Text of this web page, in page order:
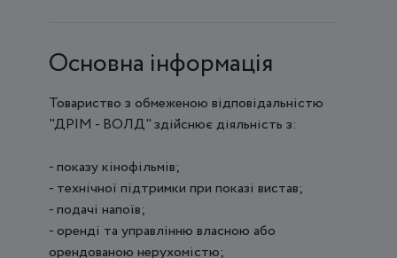
Основна інформація
Товариство з обмеженою відповідальністю
"ДРІМ - ВОЛД" здійснює діяльність з:
- показу кінофільмів;
- технічної підтримки при показі вистав;
- подачі напоїв;
- оренді та управлінню власною або
орендованою нерухомістю;